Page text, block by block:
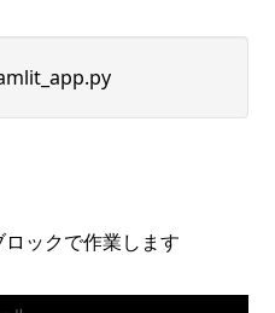
ックで作業します